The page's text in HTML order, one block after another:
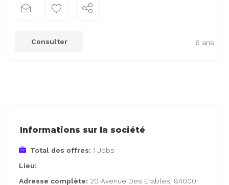
6 ans
Consulter
Informations sur la société
Total des offres: 1 Jobs
Lieu:
Adresse complète: 20 Avenue Des Erables, 84000